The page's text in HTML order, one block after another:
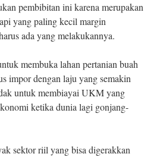
pembibitan ini karena merupakan
yang paling kecil margin
ada yang melakukannya.
membuka lahan pertanian buah
impor dengan laju yang semakin
untuk membiayai UKM yang
ketika dunia lagi gonjang-
sektor riil yang bisa digerakkan